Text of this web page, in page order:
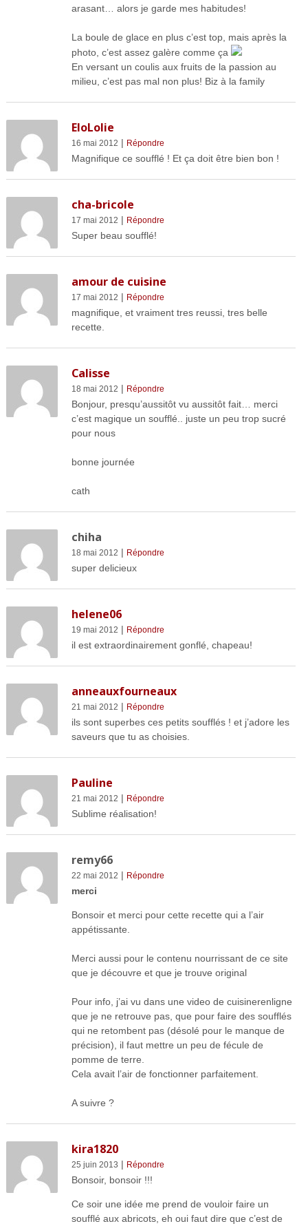
arasant… alors je garde mes habitudes!
La boule de glace en plus c’est top, mais après la
photo, c’est assez galère comme ça
En versant un coulis aux fruits de la passion au
milieu, c’est pas mal non plus! Biz à la family
EloLolie
16 mai 2012 | Répondre
Magnifique ce soufflé ! Et ça doit être bien bon !
cha-bricole
17 mai 2012 | Répondre
Super beau soufflé!
amour de cuisine
17 mai 2012 | Répondre
magnifique, et vraiment tres reussi, tres belle
recette.
Calisse
18 mai 2012 | Répondre
Bonjour, presqu’aussitôt vu aussitôt fait… merci
c’est magique un soufflé.. juste un peu trop sucré
pour nous
bonne journée
cath
chiha
18 mai 2012 | Répondre
super delicieux
helene06
19 mai 2012 | Répondre
il est extraordinairement gonflé, chapeau!
anneauxfourneaux
21 mai 2012 | Répondre
ils sont superbes ces petits soufflés ! et j’adore les
saveurs que tu as choisies.
Pauline
21 mai 2012 | Répondre
Sublime réalisation!
remy66
22 mai 2012 | Répondre
merci
Bonsoir et merci pour cette recette qui a l’air
appétissante.
Merci aussi pour le contenu nourrissant de ce site
que je découvre et que je trouve original
Pour info, j’ai vu dans une video de cuisinerenligne
que je ne retrouve pas, que pour faire des soufflés
qui ne retombent pas (désolé pour le manque de
précision), il faut mettre un peu de fécule de
pomme de terre.
Cela avait l’air de fonctionner parfaitement.
A suivre ?
kira1820
25 juin 2013 | Répondre
Bonsoir, bonsoir !!!
Ce soir une idée me prend de vouloir faire un
soufflé aux abricots, eh oui faut dire que c’est de